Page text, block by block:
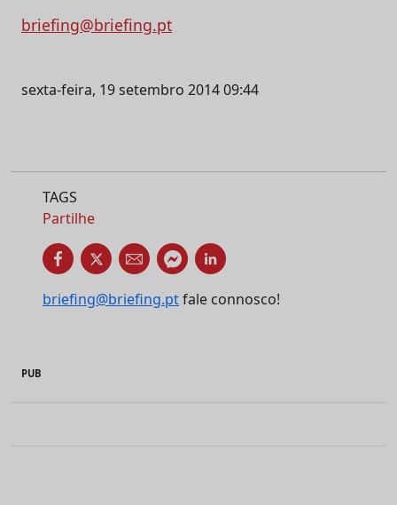
briefing@briefing.pt
sexta-feira, 19 setembro 2014 09:44
TAGS
Partilhe
briefing@briefing.ptfale connosco!
PUB